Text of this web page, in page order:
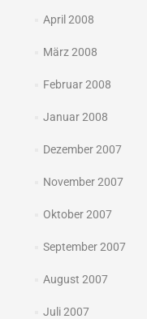
April 2008
März 2008
Februar 2008
Januar 2008
Dezember 2007
November 2007
Oktober 2007
September 2007
August 2007
Juli 2007